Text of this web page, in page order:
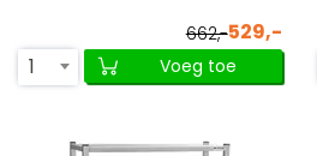
662,-529,-
1
Voeg toe